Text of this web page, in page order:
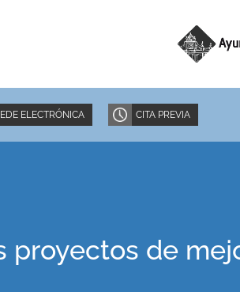
ELECTRÓNICA CITA PREVIA
proyectos de